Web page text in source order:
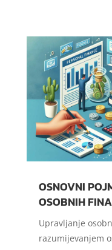
OSNOVNI
OSOBNIH
Upravljanje
razumijevanjem